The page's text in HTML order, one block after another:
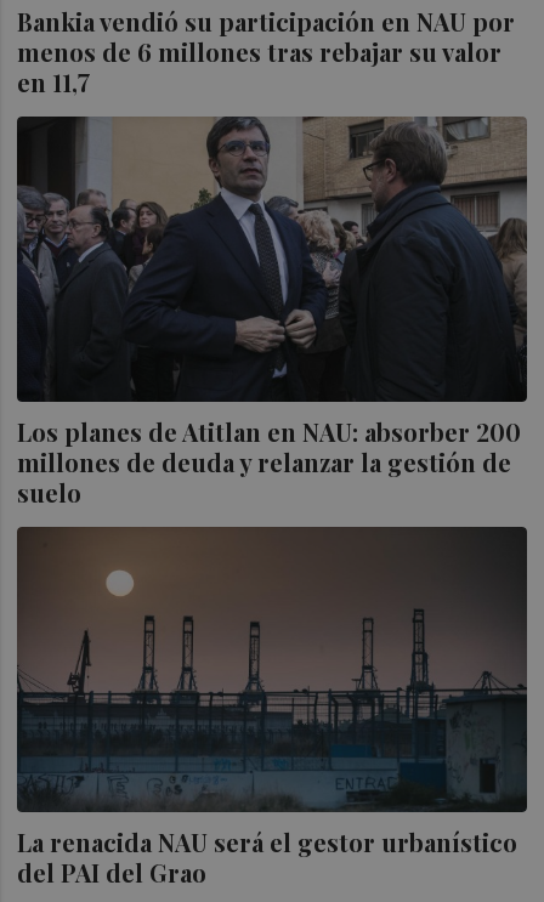
Bankia vendió su participación en NAU por
menos de 6 millones tras rebajar su valor
en 11,7
Los planes de Atitlan en NAU: absorber 200
millones de deuda y relanzar la gestión de
suelo
La renacida NAU será el gestor urbanístico
del PAI del Grao